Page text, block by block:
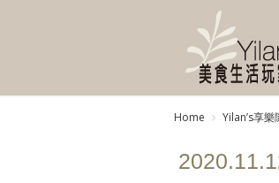
Home Yilanʼs享樂